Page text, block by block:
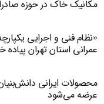
مکانیک خاک در حوزه
«نظام فنی و اجرایی
عمرانی استان تهران
محصولات ایرانی
عرضه می‌شود